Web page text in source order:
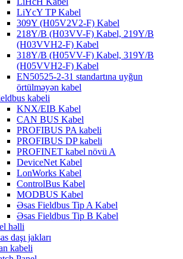
LiYcY TP Kabel
309Y (H05V2V2-F) Kabel
218Y/B (H03VV-F) Kabel, 219Y/B
(H03VVH2-F) Kabel
318Y/B (H05VV-F) Kabel, 319Y/B
(H05VVH2-F) Kabel
EN50525-2-31 standartına uyğun
örtülməyən kabel
kabeli
KNX/EIB Kabel
CAN BUS Kabel
PROFIBUS PA kabeli
PROFIBUS DP kabeli
PROFINET kabel növü A
DeviceNet Kabel
LonWorks Kabel
ControlBus Kabel
MODBUS Kabel
Əsas Fieldbus Tip A Kabel
Əsas Fieldbus Tip B Kabel
həlli
daşı jakları
kabeli